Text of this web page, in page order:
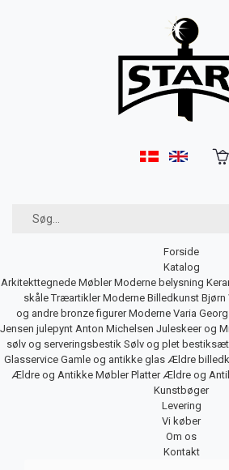
Forside
Katalog
Arkitekttegnede Møbler Moderne belysning
skåle Træartikler Moderne Billedkunst Bjørn
og andre bronze figurer Moderne Varia
Jensen julepynt Anton Michelsen Juleskeer og
sølv og serveringsbestik Sølv og plet bestiksæt
Glasservice Gamle og antikke glas Ældre
Ældre og Antikke Møbler Platter Ældre og
Kunstbøger
Levering
Vi køber
Om os
Kontakt